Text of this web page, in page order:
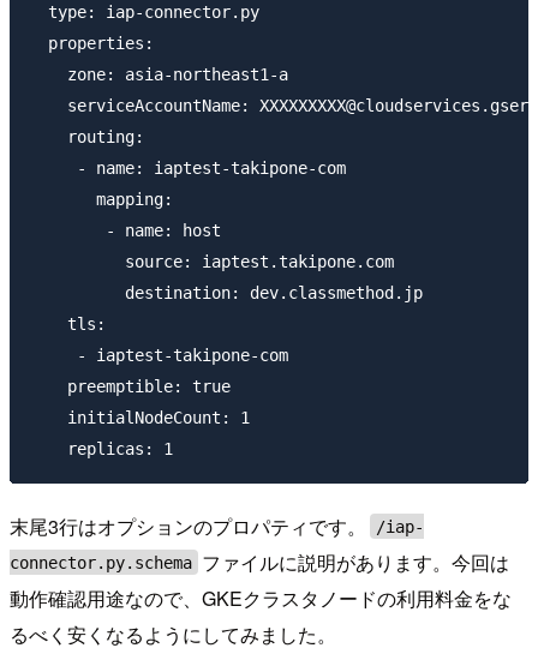
  type: iap-connector.py
  properties:
    zone: asia-northeast1-a
serviceAccountName:
    routing:
     - name: iaptest-takipone-com
       mapping:
        - name: host
          source: iaptest.takipone.com
          destination: dev.classmethod.jp
    tls:
     - iaptest-takipone-com
    preemptible: true
    initialNodeCount: 1
末尾3行はオプションのプロパティです。
/iap-
connector.py.schema ファイルに説明があります。今回は
動作確認用途なので、GKEクラスタノードの利用料金をな
るべく安くなるようにしてみました。